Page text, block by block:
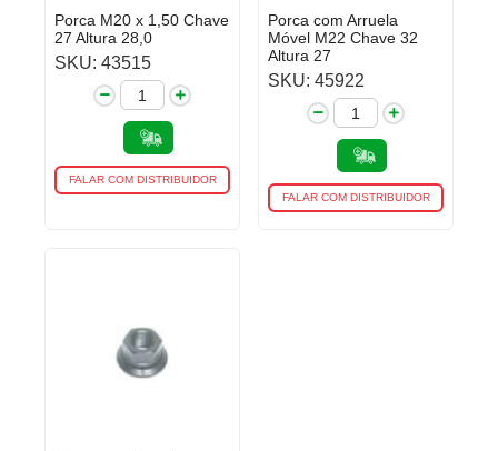
Porca M20 x 1,50 Chave
27 Altura 28,0
SKU: 43515
FALAR COM DISTRIBUIDOR
Porca com Arruela
Móvel M22 Chave 32
Altura 27
SKU: 45922
FALAR COM DISTRIBUIDOR